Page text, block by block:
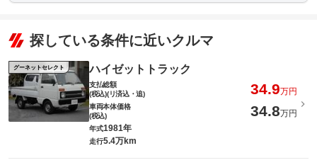
探している条件に近いクルマ
グーネットセレクト ハイゼットトラック
支払総額
(税込)(リ済込・追)
34.9万円
車両本体価格
(税込)
34.8万円
年式1981年
走行5.4万km